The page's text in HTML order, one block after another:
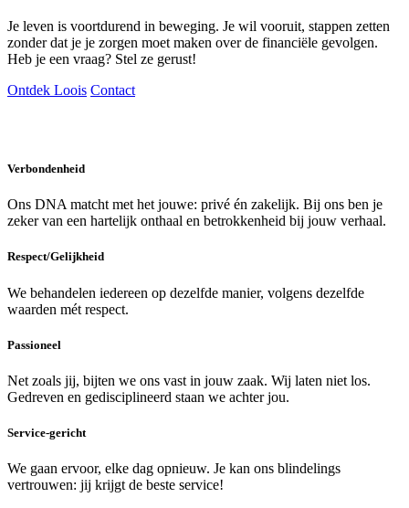
Je leven is voortdurend in beweging. Je wil vooruit, stappen zetten
zonder dat je je zorgen moet maken over de financiële gevolgen.
Heb je een vraag? Stel ze gerust!
Ontdek Loois Contact
Verbondenheid
Ons DNA matcht met het jouwe: privé én zakelijk. Bij ons ben je
zeker van een hartelijk onthaal en betrokkenheid bij jouw verhaal.
Respect/Gelijkheid
We behandelen iedereen op dezelfde manier, volgens dezelfde
waarden mét respect.
Passioneel
Net zoals jij, bijten we ons vast in jouw zaak. Wij laten niet los.
Gedreven en gedisciplineerd staan we achter jou.
Service-gericht
We gaan ervoor, elke dag opnieuw. Je kan ons blindelings
vertrouwen: jij krijgt de beste service!